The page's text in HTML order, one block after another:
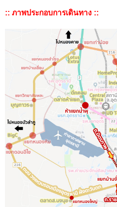
:: ภาพประกอบการเดินทาง ::